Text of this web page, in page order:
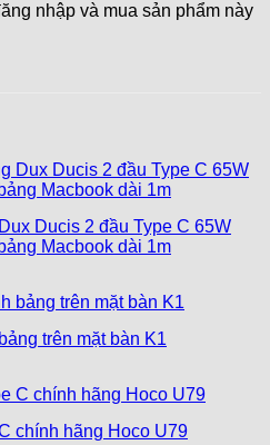
nhập và mua sản phẩm này
Ducis 2 đầu Type C 65W
Macbook dài 1m
trên mặt bàn K1
chính hãng Hoco U79